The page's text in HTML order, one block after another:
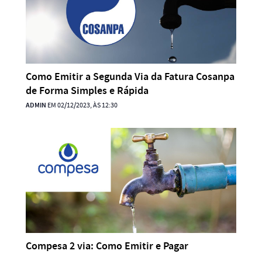
Como Emitir a Segunda Via da Fatura Cosanpa
de Forma Simples e Rápida
ADMIN EM 02/12/2023, ÀS 12:30
Compesa 2 via: Como Emitir e Pagar